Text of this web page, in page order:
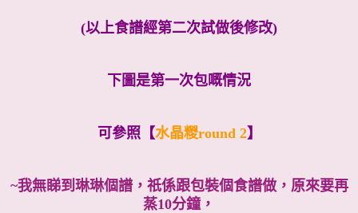
(以上食譜經第二次試做後修改)
下圖是第一次包嘅情況
可參照【水晶糉round 2】
~我無睇到琳琳個譜，祇係跟包裝個食譜做，原來要再
蒸10分鐘，